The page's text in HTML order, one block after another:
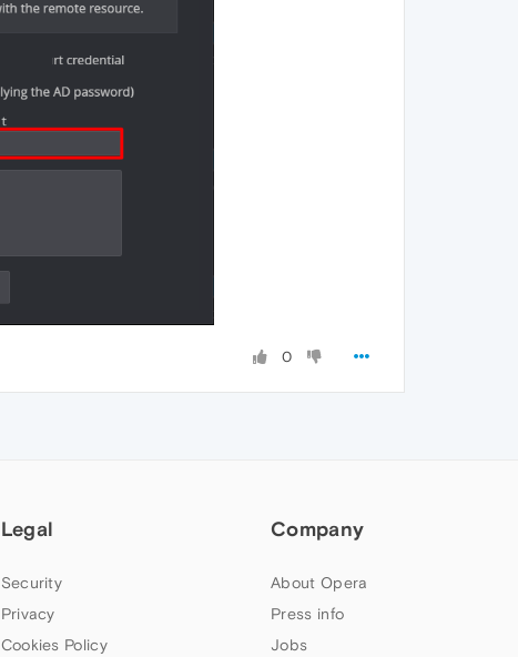
0
Legal
Security
Privacy
Cookies Policy
Company
About Opera
Press info
Jobs